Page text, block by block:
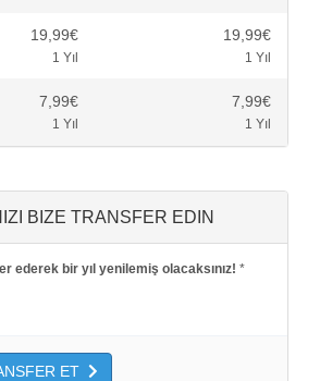
19,99€
1 Yıl
19,99€
1 Yıl
7,99€
1 Yıl
7,99€
1 Yıl
BIZE TRANSFER EDIN
ederek bir yıl yenilemiş olacaksınız! *
ET